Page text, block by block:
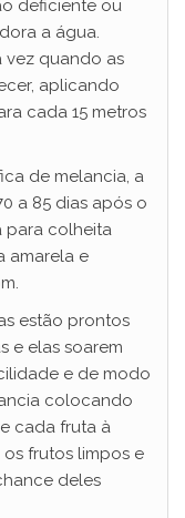
deficiente ou
a água.
vez quando as
aplicando
cada 15 metros
de melancia, a
a 85 dias após o
para colheita
amarela e
estão prontos
e elas soarem
e de modo
colocando
cada fruta à
frutos limpos e
deles